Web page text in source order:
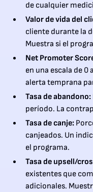
de cualquier
Valor de vida del
cliente durante la
Muestra si el
Net Promoter
en una escala de 0
alerta temprana
Tasa de abandono:
período. La
Tasa de canje:
canjeados. Un
el programa.
Tasa de upsell/
existentes que
adicionales.